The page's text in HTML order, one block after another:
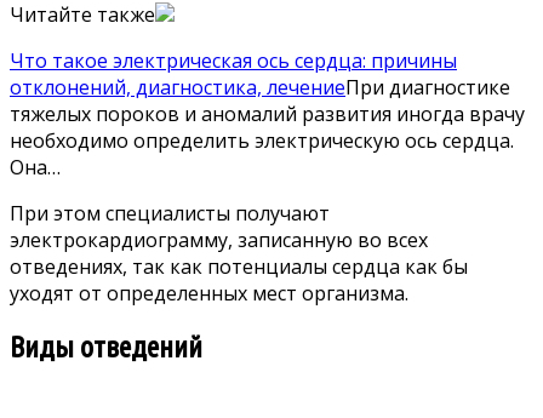
Читайте также
Что такое электрическая ось сердца: причины
отклонений, диагностика, лечениеПри диагностике
тяжелых пороков и аномалий развития иногда врачу
необходимо определить электрическую ось сердца.
Она…
При этом специалисты получают
электрокардиограмму, записанную во всех
отведениях, так как потенциалы сердца как бы
уходят от определенных мест организма.
Виды отведений